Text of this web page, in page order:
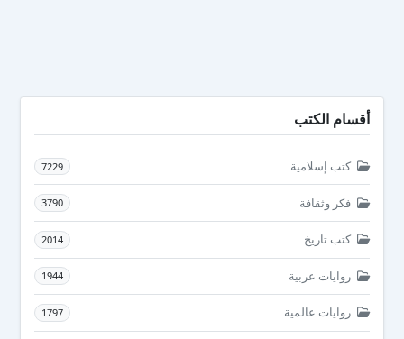
أقسام الكتب
كتب إسلامية 7229
فكر وثقافة 3790
كتب تاريخ 2014
روايات عربية 1944
روايات عالمية 1797